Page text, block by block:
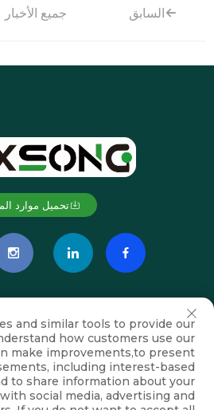
السابق جميع الأخبار
تحميل موارد
and similar tools to provide our
how customers use our
make improvements,to present
including interest-based
to share information about your
social media, advertising and